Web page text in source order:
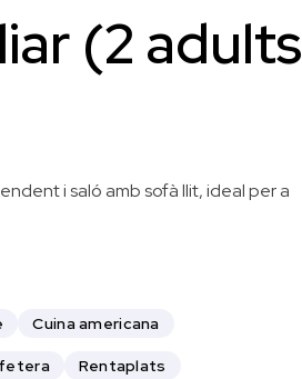
(2 adults
i saló amb sofà llit, ideal per a
Cuina americana
Rentaplats